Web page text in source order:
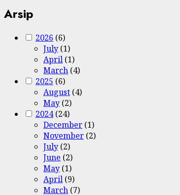
Arsip
2026 (6)
July (1)
April (1)
March (4)
2025 (6)
August (4)
May (2)
2024(24)
December (1)
November (2)
July (2)
June (2)
May (1)
April (9)
March (7)